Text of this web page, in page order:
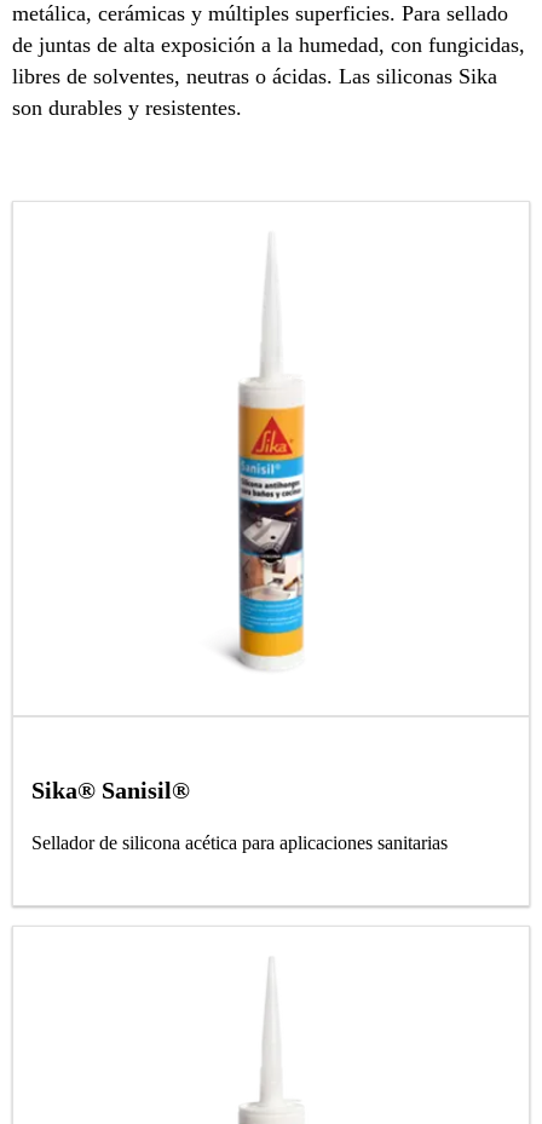
metálica, cerámicas y múltiples superficies. Para sellado
de juntas de alta exposición a la humedad, con fungicidas,
libres de solventes, neutras o ácidas. Las siliconas Sika
son durables y resistentes.
Sika® Sanisil®
Sellador de silicona acética para aplicaciones sanitarias